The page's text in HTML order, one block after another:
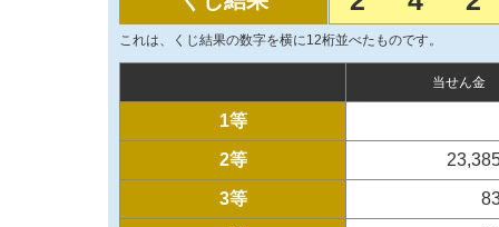
これは、くじ結果の数字を横に12桁並べたものです。
当せん金
1等
2等
3等